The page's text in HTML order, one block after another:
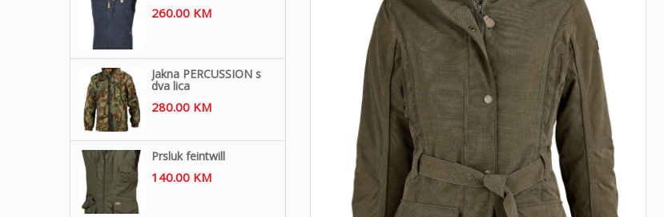
260.00 KM
Jakna PERCUSSION s
dva lica
280.00 KM
Prsluk feintwill
140.00 KM